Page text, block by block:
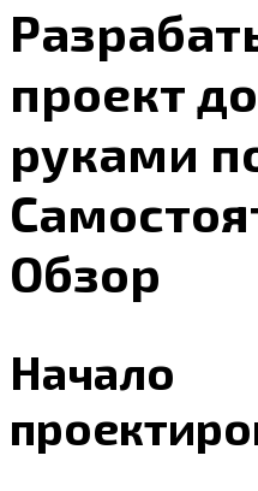
проект
руками
Обзор
Начало